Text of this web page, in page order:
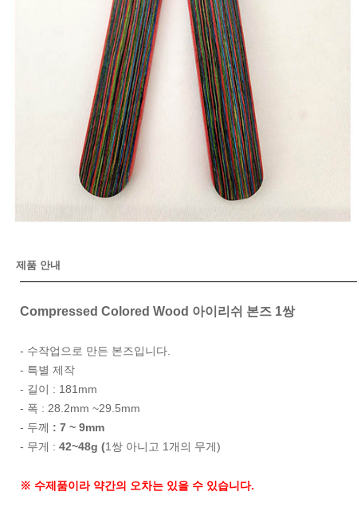
제품 안내
Compressed Colored Wood 아이리쉬 본즈 1쌍
- 수작업으로 만든 본즈입니다.
- 특별 제작
- 길이 : 181mm
- 폭 : 28.2mm ~29.5mm
- 두께 : 7 ~ 9mm
- 무게 : 42~48g (1쌍 아니고 1개의 무게)
※ 수제품이라 약간의 오차는 있을 수 있습니다.